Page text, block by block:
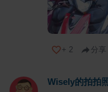
+ 2 分享
Wisely的拍拍